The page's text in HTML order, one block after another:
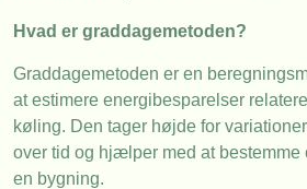
Hvad er graddagemetoden?
Graddagemetoden er en
at estimere energibesparelser
køling. Den tager højde for
over tid og hjælper med at bestemme
en bygning.